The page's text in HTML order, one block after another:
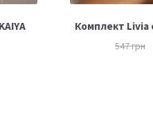
Комплект
547грн